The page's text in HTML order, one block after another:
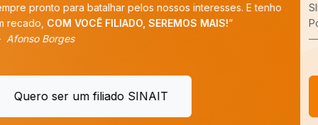
SINAIT depende de todos nós para avançar muito mais.
Portanto, venha para o SINAIT.”
Dra. Elza
Quero ser um filiado SINAIT